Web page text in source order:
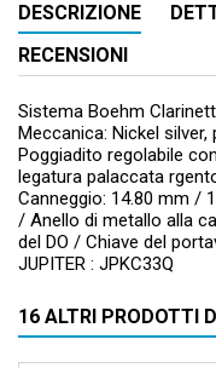
DESCRIZIONE
RECENSIONI
Sistema Boehm
Meccanica: Nickel
Poggiadito regolabile
legatura palaccata
Canneggio: 14.80 mm /
/ Anello di metallo alla
del DO / Chiave del
JUPITER : JPKC33Q
16 ALTRI PRODOTTI